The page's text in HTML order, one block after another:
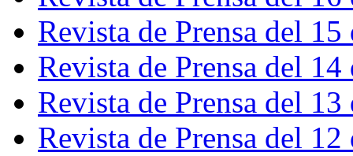
Revista de Prensa del
Revista de Prensa del
Revista de Prensa del
Revista de Prensa del